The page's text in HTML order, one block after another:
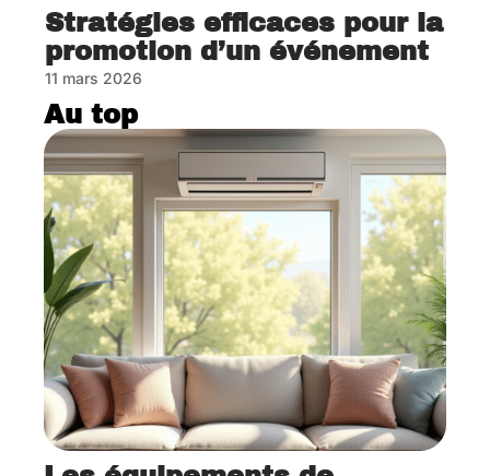
Stratégies efficaces pour la
promotion d’un événement
11 mars 2026
Au top